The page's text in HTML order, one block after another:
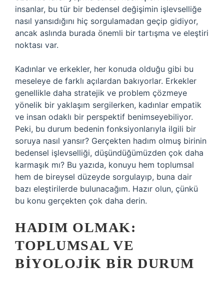
insanlar, bu tür bir bedensel değişimin işlevselliğe
nasıl yansıdığını hiç sorgulamadan geçip gidiyor,
ancak aslında burada önemli bir tartışma ve eleştiri
noktası var.
Kadınlar ve erkekler, her konuda olduğu gibi bu
meseleye de farklı açılardan bakıyorlar. Erkekler
genellikle daha stratejik ve problem çözmeye
yönelik bir yaklaşım sergilerken, kadınlar empatik
ve insan odaklı bir perspektif benimseyebiliyor.
Peki, bu durum bedenin fonksiyonlarıyla ilgili bir
soruya nasıl yansır? Gerçekten hadım olmuş birinin
bedensel işlevselliği, düşündüğümüzden çok daha
karmaşık mı? Bu yazıda, konuyu hem toplumsal
hem de bireysel düzeyde sorgulayıp, buna dair
bazı eleştirilerde bulunacağım. Hazır olun, çünkü
bu konu gerçekten çok daha derin.
HADIM OLMAK:
TOPLUMSAL VE
BIYOLOJIK BIR DURUM